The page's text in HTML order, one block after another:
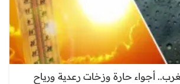
أجواء حارة وزخات رعدية ورياح